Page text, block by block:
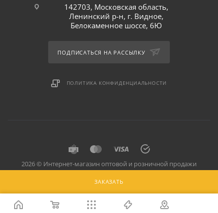
ЗАКАЗАТЬ
142703, Московская область,
Ленинский р-н, г. Видное,
Белокаменное шоссе, 6Ю
ПОДПИСАТЬСЯ НА РАССЫЛКУ
ПОЛИТИКА КОНФИДЕНЦИАЛЬНОСТИ
2026 © Интернет-магазин оптовой и розничной продажи
торговли и общепита: инвентарь, предметы сервировки, посуда
для баров, кафе и ресторанов.